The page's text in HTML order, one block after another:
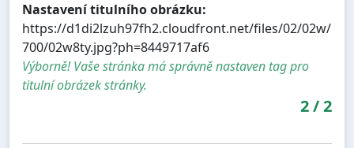
Nastavení titulního obrázku:
https://d1di2lzuh97fh2.cloudfront.net/files/02/02w/
700/02w8ty.jpg?ph=8449717af6
Výborně! Vaše stránka má správně nastaven tag pro
titulní obrázek stránky.
2/2